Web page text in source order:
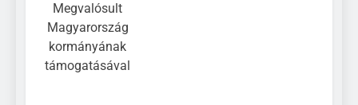
Megvalósult
Magyarország
kormányának
támogatásával